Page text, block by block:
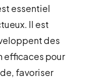
essentiel
Il est
des
efficaces pour
favoriser